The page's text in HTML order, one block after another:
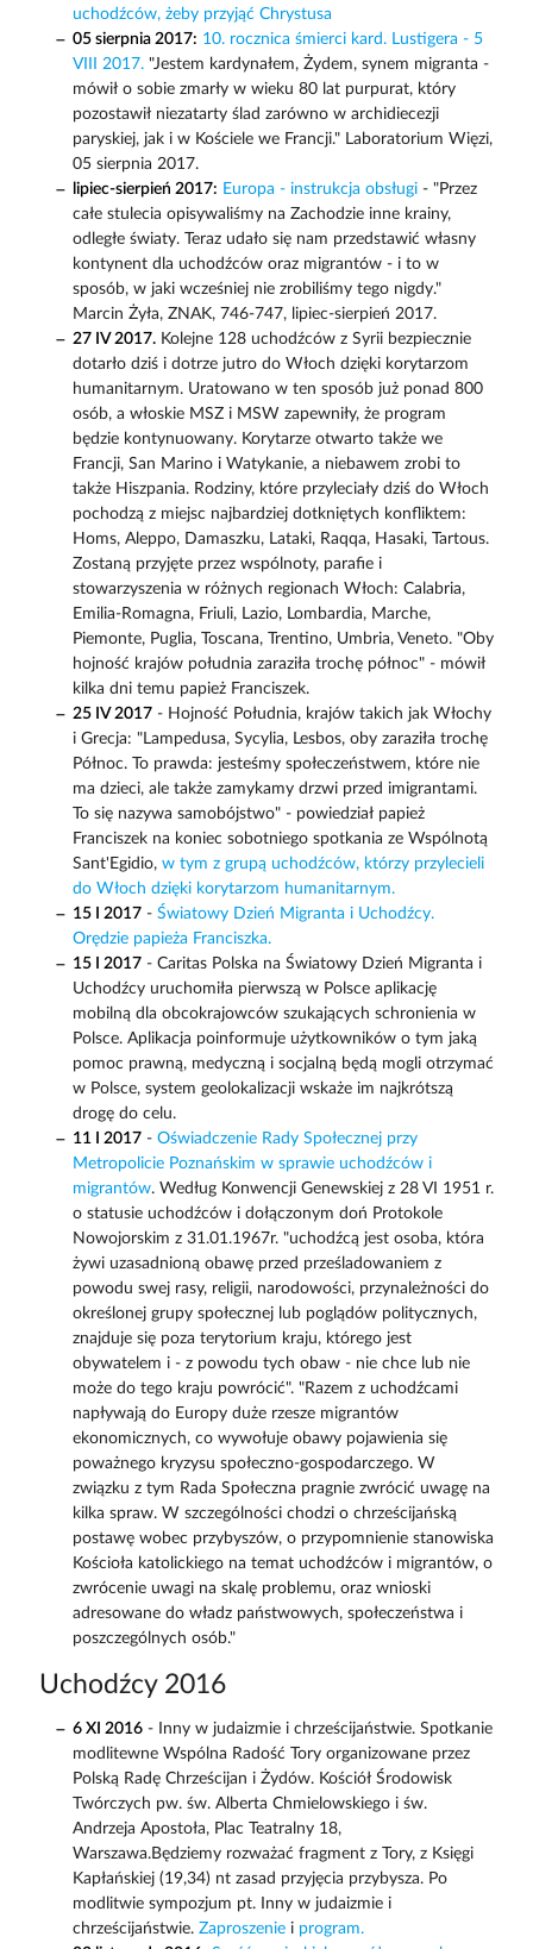
uchodźców, żeby przyjąć Chrystusa
05 sierpnia 2017: 10. rocznica śmierci kard. Lustigera - 5
VIII 2017."Jestem kardynałem, Żydem, synem migranta -
mówił o sobie zmarły w wieku 80 lat purpurat, który
pozostawił niezatarty ślad zarówno w archidiecezji
paryskiej, jak i w Kościele we Francji." Laboratorium Więzi,
05 sierpnia 2017.
lipiec-sierpień 2017: Europa - instrukcja obsługi- "Przez
całe stulecia opisywaliśmy na Zachodzie inne krainy,
odległe światy. Teraz udało się nam przedstawić własny
kontynent dla uchodźców oraz migrantów - i to w
sposób, w jaki wcześniej nie zrobiliśmy tego nigdy."
Marcin Żyła, ZNAK, 746-747, lipiec-sierpień 2017.
27 IV 2017.Kolejne 128 uchodźców z Syrii bezpiecznie
dotarło dziś i dotrze jutro do Włoch dzięki korytarzom
humanitarnym. Uratowano w ten sposób już ponad 800
osób, a włoskie MSZ i MSW zapewniły, że program
będzie kontynuowany. Korytarze otwarto także we
Francji, San Marino i Watykanie, a niebawem zrobi to
także Hiszpania. Rodziny, które przyleciały dziś do Włoch
pochodzą z miejsc najbardziej dotkniętych konfliktem:
Homs, Aleppo, Damaszku, Lataki, Raqqa, Hasaki, Tartous.
Zostaną przyjęte przez wspólnoty, parafie i
stowarzyszenia w różnych regionach Włoch: Calabria,
Emilia-Romagna, Friuli, Lazio, Lombardia, Marche,
Piemonte, Puglia, Toscana, Trentino, Umbria, Veneto. "Oby
hojność krajów południa zaraziła trochę północ" - mówił
kilka dni temu papież Franciszek.
25 IV 2017- Hojność Południa, krajów takich jak Włochy
i Grecja: "Lampedusa, Sycylia, Lesbos, oby zaraziła trochę
Północ. To prawda: jesteśmy społeczeństwem, które nie
ma dzieci, ale także zamykamy drzwi przed imigrantami.
To się nazywa samobójstwo" - powiedział papież
Franciszek na koniec sobotniego spotkania ze Wspólnotą
Sant'Egidio, w tym z grupą uchodźców, którzy przylecieli
do Włoch dzięki korytarzom humanitarnym.
15 I 2017- Światowy Dzień Migranta i Uchodźcy.
Orędzie papieża Franciszka.
15 I 2017- Caritas Polska na Światowy Dzień Migranta i
Uchodźcy uruchomiła pierwszą w Polsce aplikację
mobilną dla obcokrajowców szukających schronienia w
Polsce. Aplikacja poinformuje użytkowników o tym jaką
pomoc prawną, medyczną i socjalną będą mogli otrzymać
w Polsce, system geolokalizacji wskaże im najkrótszą
drogę do celu.
11 I 2017- Oświadczenie Rady Społecznej przy
Metropolicie Poznańskim w sprawie uchodźców i
migrantów. Według Konwencji Genewskiej z 28 VI 1951 r.
o statusie uchodźców i dołączonym doń Protokole
Nowojorskim z 31.01.1967r. "uchodźcą jest osoba, która
żywi uzasadnioną obawę przed prześladowaniem z
powodu swej rasy, religii, narodowości, przynależności do
określonej grupy społecznej lub poglądów politycznych,
znajduje się poza terytorium kraju, którego jest
obywatelem i - z powodu tych obaw - nie chce lub nie
może do tego kraju powrócić". "Razem z uchodźcami
napływają do Europy duże rzesze migrantów
ekonomicznych, co wywołuje obawy pojawienia się
poważnego kryzysu społeczno-gospodarczego. W
związku z tym Rada Społeczna pragnie zwrócić uwagę na
kilka spraw. W szczególności chodzi o chrześcijańską
postawę wobec przybyszów, o przypomnienie stanowiska
Kościoła katolickiego na temat uchodźców i migrantów, o
zwrócenie uwagi na skalę problemu, oraz wnioski
adresowane do władz państwowych, społeczeństwa i
poszczególnych osób."
Uchodźcy 2016
6 XI 2016- Inny w judaizmie i chrześcijaństwie. Spotkanie
modlitewne Wspólna Radość Tory organizowane przez
Polską Radę Chrześcijan i Żydów. Kościół Środowisk
Twórczych pw. św. Alberta Chmielowskiego i św.
Andrzeja Apostoła, Plac Teatralny 18,
Warszawa.Będziemy rozważać fragment z Tory, z Księgi
Kapłańskiej (19,34) nt zasad przyjęcia przybysza. Po
modlitwie sympozjum pt. Inny w judaizmie i
chrześcijaństwie. Zaproszeniei program.